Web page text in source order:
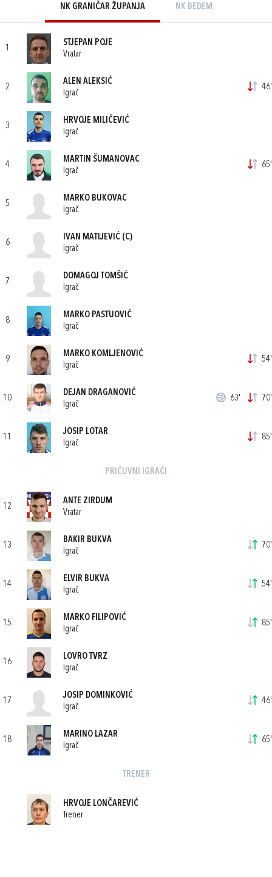
NK GRANIČAR ŽUPANJA NK BEDEM
1
STJEPAN POJE
Vratar
2
ALEN ALEKSIĆ
Igrač
46'
3
HRVOJE MILIČEVIĆ
Igrač
4
MARTIN ŠUMANOVAC
Igrač
65'
5
MARKO BUKOVAC
Igrač
6
IVAN MATIJEVIĆ (C)
Igrač
7
DOMAGOJ TOMŠIĆ
Igrač
8
MARKO PASTUOVIĆ
Igrač
9
MARKO KOMLJENOVIĆ
Igrač
54'
10
DEJAN DRAGANOVIĆ
Igrač
63' 70'
11
JOSIP LOTAR
Igrač
85'
PRIČUVNI IGRAČI
12
ANTE ZIRDUM
Vratar
13
BAKIR BUKVA
Igrač
70'
14
ELVIR BUKVA
Igrač
54'
15
MARKO FILIPOVIĆ
Igrač
85'
16
LOVRO TVRZ
Igrač
17
JOSIP DOMINKOVIĆ
Igrač
46'
18
MARINO LAZAR
Igrač
65'
TRENER
HRVOJE LONČAREVIĆ
Trener